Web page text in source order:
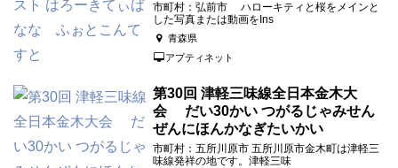
市町村：弘前市 ハローキティと桜をメインと
した写真または動画をIns
青森県
アプティネット
第30回 津軽三味線全日本金木大
会 だい30かい つがるじゃみせん
ぜんにほんかなぎたいかい
市町村：五所川原市 五所川原市金木町は津軽三
味線発祥の地です。津軽三味